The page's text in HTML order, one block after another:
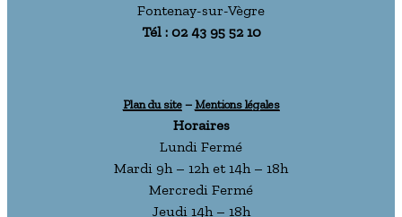
Fontenay-sur-Vègre
Tél : 02 43 95 52 10
Plan du site– Mentions légales
Horaires
Lundi Fermé
Mardi 9h – 12h et 14h – 18h
Mercredi Fermé
Jeudi 14h – 18h